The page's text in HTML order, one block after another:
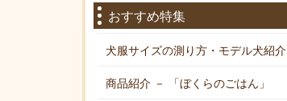
おすすめ特集
犬服サイズの測り方・モデル犬紹介
商品紹介 － 「ぼくらのごはん」